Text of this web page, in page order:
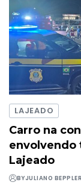
LAJEADO
Carro na
envolvendo
Lajeado
BYJULIANO